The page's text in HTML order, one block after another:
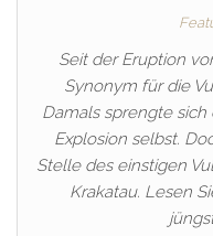
Seit der Eruption
Synonym für die
Damals sprengte
Explosion selbst.
Stelle des einstigen
Krakatau. Lesen